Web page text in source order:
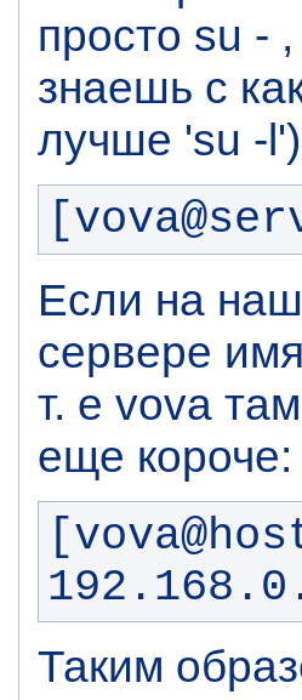
просто su -
знаешь с
лучше 'su -
Если на
сервере
т. е vova
еще короче:
Таким